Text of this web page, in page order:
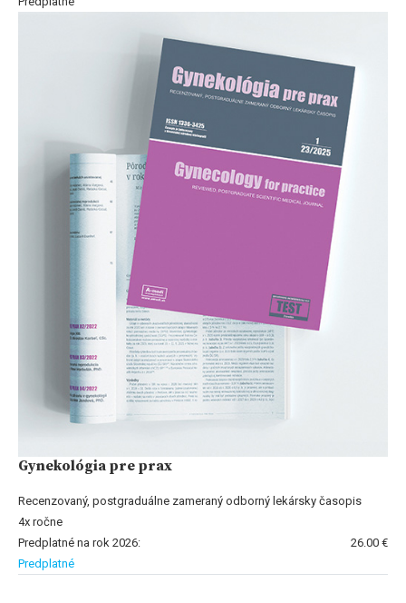
Gynekológia pre prax
Recenzovaný, postgraduálne zameraný odborný lekársky časopis
4x ročne
Predplatné na rok 2026:
26.00 €
Predplatné